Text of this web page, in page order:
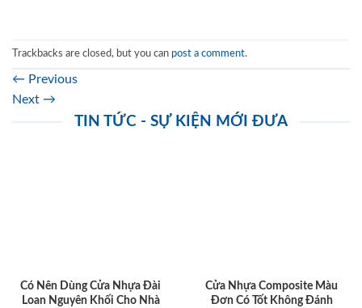
Trackbacks are closed, but you can post a comment.
← Previous
Next →
TIN TỨC - SỰ KIỆN MỚI ĐƯA
Có Nên Dùng Cửa Nhựa Đài
Loan Nguyên Khối Cho Nhà
Cửa Nhựa Composite Màu
Đơn Có Tốt Không Đánh